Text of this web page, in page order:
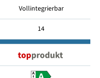
Vollintegrierbar
14